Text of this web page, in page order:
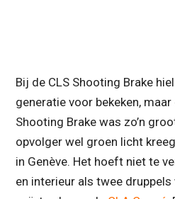
Bij de CLS Shooting Brake
generatie voor bekeken, maar
Shooting Brake was zo’n
opvolger wel groen licht
in Genève. Het hoeft niet te
en interieur als twee